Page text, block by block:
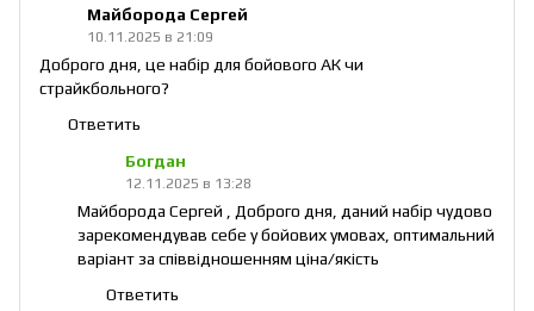
Майборода Сергей
10.11.2025 в 21:09
Доброго дня, це набір для бойового АК чи
страйкбольного?
Ответить
Богдан
12.11.2025 в 13:28
Майборода Сергей , Доброго дня, даний набір чудово
зарекомендував себе у бойових умовах, оптимальний
варіант за співвідношенням ціна/якість
Ответить